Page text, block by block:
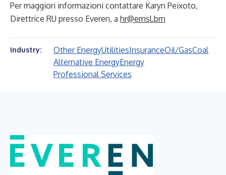
Per maggiori informazioni contattare Karyn Peixoto,
Direttrice RU presso Everen, a hr@emsl.bm
Industry: Other EnergyUtilitiesInsuranceOil/GasCoal
Alternative EnergyEnergy
Professional Services